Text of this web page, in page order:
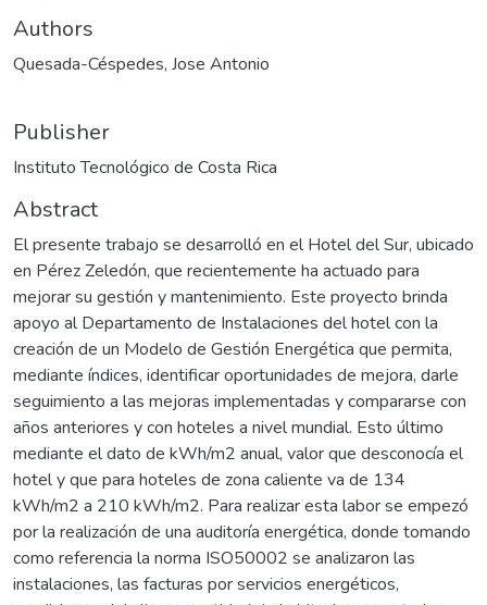
Authors
Quesada-Céspedes, Jose Antonio
Publisher
Instituto Tecnológico de Costa Rica
Abstract
El presente trabajo se desarrolló en el Hotel del Sur, ubicado
en Pérez Zeledón, que recientemente ha actuado para
mejorar su gestión y mantenimiento. Este proyecto brinda
apoyo al Departamento de Instalaciones del hotel con la
creación de un Modelo de Gestión Energética que permita,
mediante índices, identificar oportunidades de mejora, darle
seguimiento a las mejoras implementadas y compararse con
años anteriores y con hoteles a nivel mundial. Esto último
mediante el dato de kWh/m2 anual, valor que desconocía el
hotel y que para hoteles de zona caliente va de 134
kWh/m2 a 210 kWh/m2. Para realizar esta labor se empezó
por la realización de una auditoría energética, donde tomando
como referencia la norma ISO50002 se analizaron las
instalaciones, las facturas por servicios energéticos,